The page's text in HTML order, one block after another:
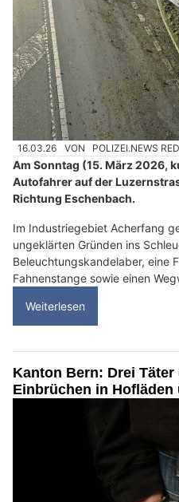
16.03.26 VON POLIZEI.NEWS
Am Sonntag (15. März 2026,
Autofahrer auf der
Richtung Eschenbach.
Im Industriegebiet Acherfang
ungeklärten Gründen ins
Beleuchtungskandelaber, eine
Fahnenstange sowie einen
Weiterlesen
Kanton Bern: Drei
Einbrüchen in Hofläden